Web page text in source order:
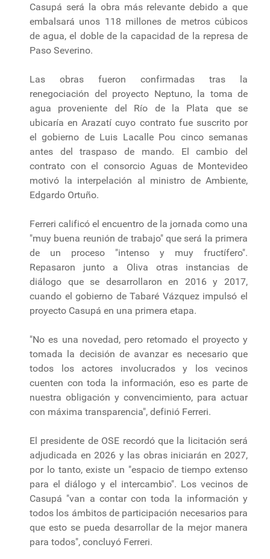
Casupá será la obra más relevante debido a que
embalsará unos 118 millones de metros cúbicos
de agua, el doble de la capacidad de la represa de
Paso Severino.
Las obras fueron confirmadas tras la
renegociación del proyecto Neptuno, la toma de
agua proveniente del Río de la Plata que se
ubicaría en Arazatí cuyo contrato fue suscrito por
el gobierno de Luis Lacalle Pou cinco semanas
antes del traspaso de mando. El cambio del
contrato con el consorcio Aguas de Montevideo
motivó la interpelación al ministro de Ambiente,
Edgardo Ortuño.
Ferreri calificó el encuentro de la jornada como una
"muy buena reunión de trabajo" que será la primera
de un proceso "intenso y muy fructífero".
Repasaron junto a Oliva otras instancias de
diálogo que se desarrollaron en 2016 y 2017,
cuando el gobierno de Tabaré Vázquez impulsó el
proyecto Casupá en una primera etapa.
"No es una novedad, pero retomado el proyecto y
tomada la decisión de avanzar es necesario que
todos los actores involucrados y los vecinos
cuenten con toda la información, eso es parte de
nuestra obligación y convencimiento, para actuar
con máxima transparencia", definió Ferreri.
El presidente de OSE recordó que la licitación será
adjudicada en 2026 y las obras iniciarán en 2027,
por lo tanto, existe un "espacio de tiempo extenso
para el diálogo y el intercambio". Los vecinos de
Casupá "van a contar con toda la información y
todos los ámbitos de participación necesarios para
que esto se pueda desarrollar de la mejor manera
para todos", concluyó Ferreri.